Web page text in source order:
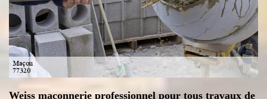
Weiss maconnerie professionnel pour tous travaux de